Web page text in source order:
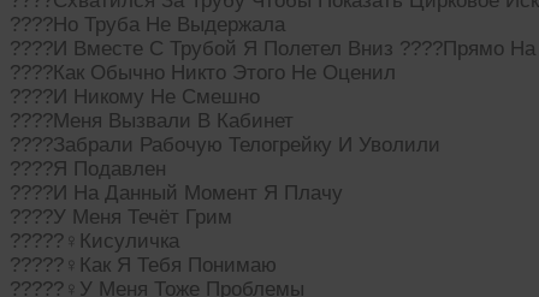
????Но Труба Не Выдержала
????И Вместе С Трубой Я Полетел Вниз ????Прямо
????Как Обычно Никто Этого Не Оценил
????И Никому Не Смешно
????Меня Вызвали В Кабинет
????Забрали Рабочую Телогрейку И Уволили
????Я Подавлен
????И На Данный Момент Я Плачу
????У Меня Течёт Грим
?????‍♀Кисуличка
?????‍♀Как Я Тебя Понимаю
?????‍♀У Меня Тоже Проблемы